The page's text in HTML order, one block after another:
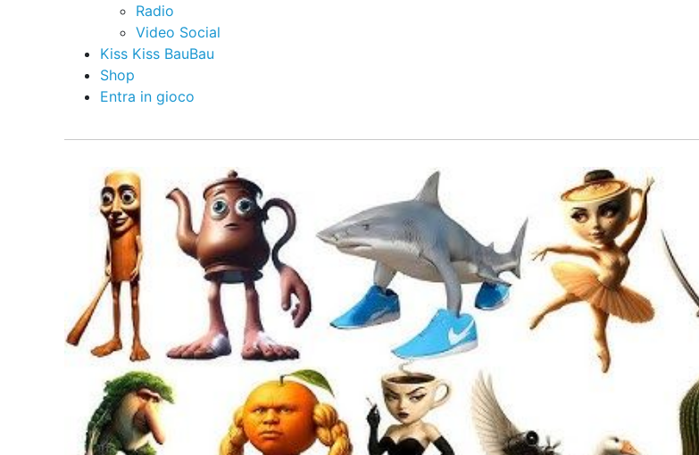
Radio
Video Social
Kiss Kiss BauBau
Shop
Entra in gioco